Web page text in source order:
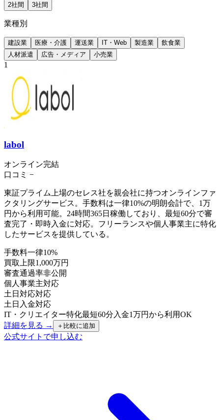
2社間 3社間
業種別
建設業 医療・介護 運送業 IT・Web 製造業
飲食業
人材派遣
広告・メディア 小売業
1
labol
オンライン完結
口コミ −
東証プライム上場のセレス社を親会社に持つオンラインファ
クタリングサービス。手数料は一律10%の明朗会計で、1万
円から利用可能。24時間365日稼働しており、最短60分で審
査完了・即時入金に対応。フリーランスや個人事業主に特化
したサービスを提供している。
手数料一律10%
買取上限1,000万円
審査通過率非公開
個人事業主対応
土日対応対応
土日入金対応
IT・クリエイター特化最短60分入金1万円から利用OK
詳細を見る →
＋ 比較に追加
公式サイトで申し込む